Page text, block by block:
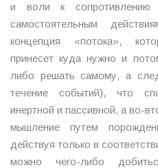
и воли к
самостоятельным
концепция «потока»,
принесет куда нужно и
либо решать самому, а
течение событий), что
инертной и пассивной, а во-
мышление путем
действуя только в
можно чего-либо